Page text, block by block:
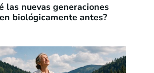
las nuevas generaciones
biológicamente antes?